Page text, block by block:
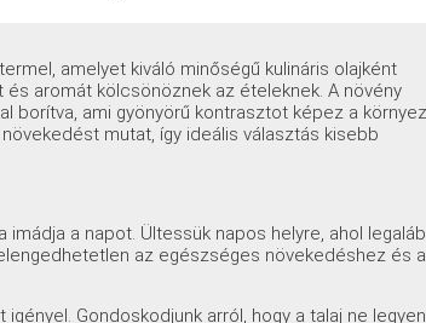
amelyet kiváló minőségű kulináris olajként
és aromát kölcsönöznek az ételeknek. A növény
borítva, ami gyönyörű kontrasztot képez a
mutat, így ideális választás kisebb
imádja a napot. Ültessük napos helyre, ahol
az egészséges növekedéshez és a
Gondoskodjunk arról, hogy a talaj ne